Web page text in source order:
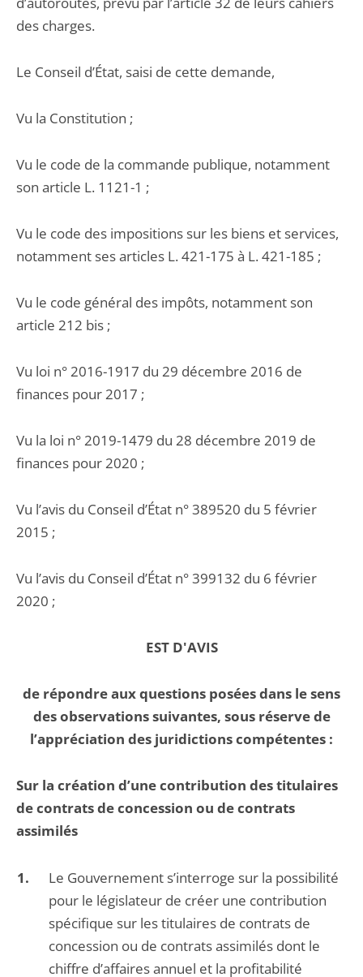
des charges.
Le Conseil d’État, saisi de cette demande,
Vu la Constitution ;
Vu le code de la commande publique, notamment
son article L. 1121-1 ;
Vu le code des impositions sur les biens et services,
notamment ses articles L. 421-175 à L. 421-185 ;
Vu le code général des impôts, notamment son
article 212 bis ;
Vu loi n° 2016-1917 du 29 décembre 2016 de
finances pour 2017 ;
Vu la loi n° 2019-1479 du 28 décembre 2019 de
finances pour 2020 ;
Vu l’avis du Conseil d’État n° 389520 du 5 février
2015 ;
Vu l’avis du Conseil d’État n° 399132 du 6 février
2020 ;
EST D'AVIS
de répondre aux questions posées dans le sens
des observations suivantes, sous réserve de
l’appréciation des juridictions compétentes :
Sur la création d’une contribution des titulaires
de contrats de concession ou de contrats
assimilés
Le Gouvernement s’interroge sur la possibilité
pour le législateur de créer une contribution
spécifique sur les titulaires de contrats de
concession ou de contrats assimilés dont le
chiffre d’affaires annuel et la profitabilité